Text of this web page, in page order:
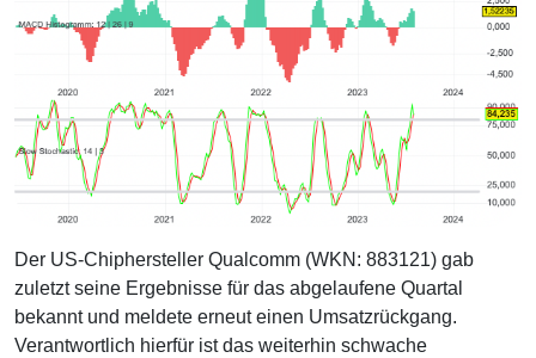
Der US-Chiphersteller Qualcomm (WKN: 883121) gab
zuletzt seine Ergebnisse für das abgelaufene Quartal
bekannt und meldete erneut einen Umsatzrückgang.
Verantwortlich hierfür ist das weiterhin schwache